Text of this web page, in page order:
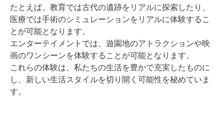
たとえば、教育では古代の遺跡をリアルに探索したり、
医療では手術のシミュレーションをリアルに体験するこ
とが可能となります。
エンターテイメントでは、遊園地のアトラクションや映
画のワンシーンを体験することが可能となります。
これらの体験は、私たちの生活を豊かで充実したものに
し、新しい生活スタイルを切り開く可能性を秘めていま
す。